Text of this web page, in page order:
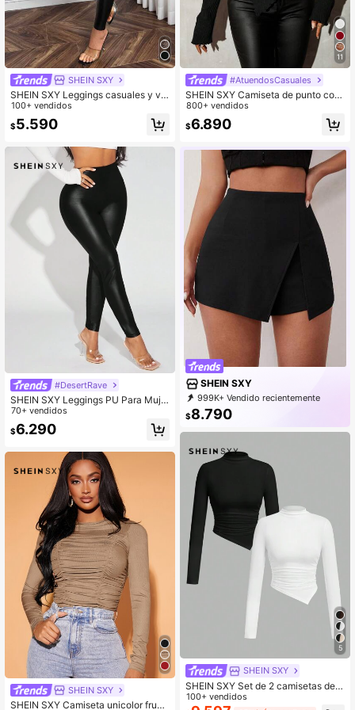
SHEIN SXY
SHEIN SXY Leggings casuales y ve
rsátiles de mujer de piel de poliureta
no negra de 7/9 de largo
100+ vendidos
$5.590
#DesertRave
SHEIN SXY Leggings PU Para Muje
r Ajustado
70+ vendidos
$6.290
SHEIN SXY
SHEIN SXY Camiseta unicolor frunc
11
#AtuendosCasuales
SHEIN SXY Camiseta de punto con
cuello asimétrico estilo grunge, par
a salidas de otoño de mujer
800+ vendidos
$6.890
SHEIN SXY
999K+ Vendido recientemente
999K+ Recompra
$8.790
5
SHEIN SXY
SHEIN SXY Set de 2 camisetas de
manga larga con cuello alto y bajo
100+ vendidos